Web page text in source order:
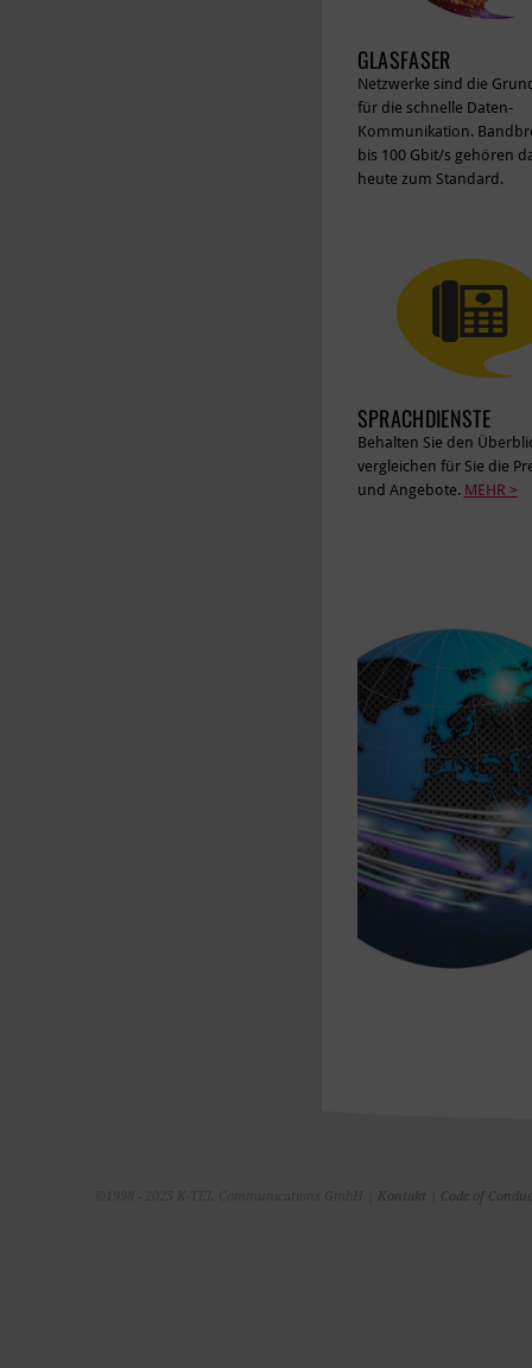
GLASFASER
Netzwerke sind die
für die schnelle Daten-
Kommunikation.
bis 100 Gbit/s gehören
heute zum Standard.
SPRACHDIENSTE
Behalten Sie den
vergleichen für Sie die
und Angebote. MEHR >
Kontakt Code of